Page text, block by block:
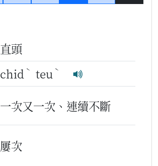
直頭
chid ˋ teu ˋ
一次又一次、連續不斷
屢次